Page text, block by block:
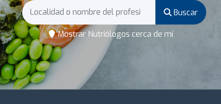
Buscar
Mostrar Nutriólogos cerca de mí